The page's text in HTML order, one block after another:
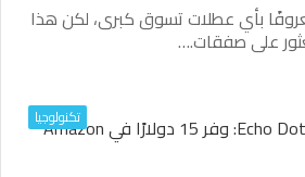
بأي عطلات تسوق كبرى، لكن هذا
على صفقات.…
تكنولوجيا